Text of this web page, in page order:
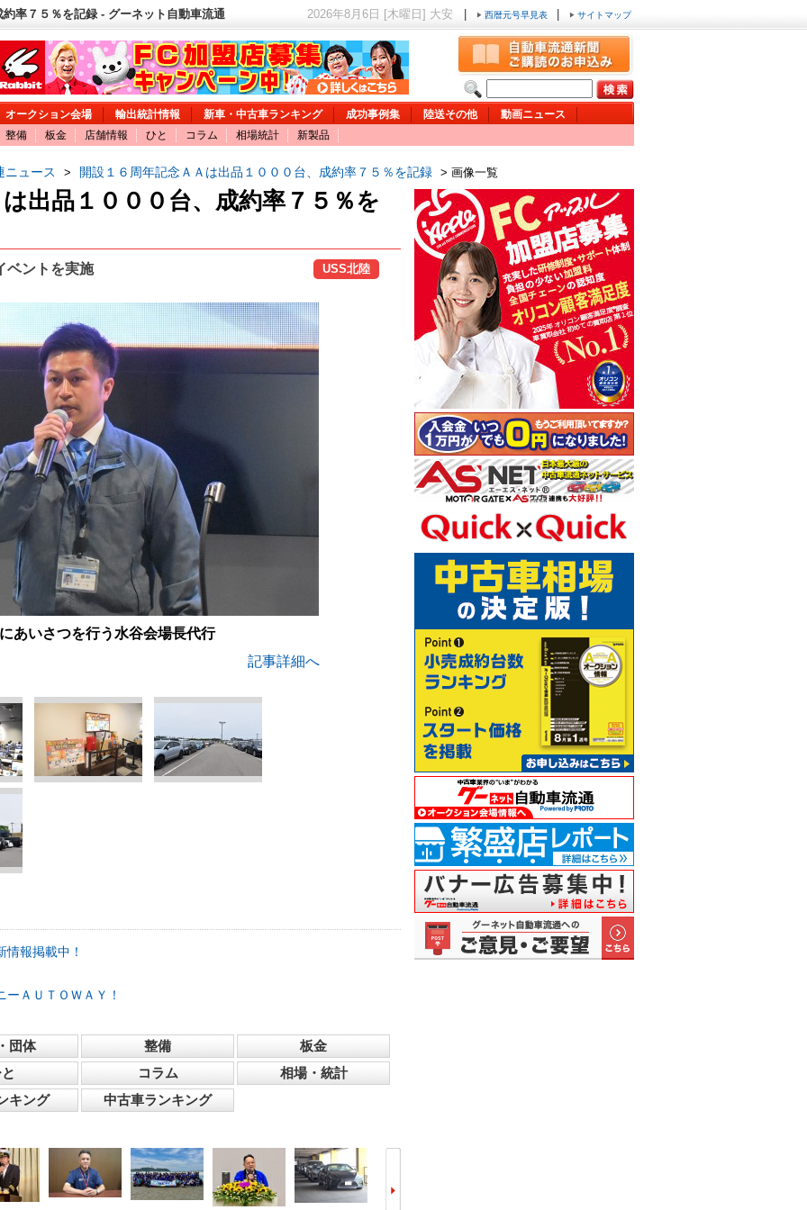
率７５％を記録 - グーネット自動車流通 2026年8月6日 [木曜日] 大安 西暦元号早見表 サイトマップ
オークション会場 輸出統計情報 新車・中古車ランキング 成功事例集 陸送その他
動画ニュース
整備
板金 店舗情報 ひと コラム 相場統計 新製品
ニュース > 開設１６周年記念ＡＡは出品１０００台、成約率７５％を記録 > 画像一覧
出品１０００台、成約率７５％を
ベントを実施 USS北陸
あいさつを行う水谷会場長代行
記事詳細へ
報掲載中！
ＡＵＴＯＷＡＹ！
団体 整備
板金
コラム
相場・統計
キング
中古車ランキング